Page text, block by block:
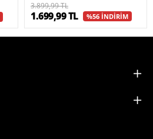
3.899,99 TL
1.699,99 TL %56 İNDİRİM